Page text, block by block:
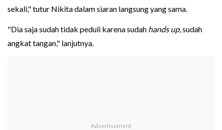
sekali," tutur Nikita dalam siaran langsung yang sama.
"Dia saja sudah tidak peduli karena sudah hands up, sudah
angkat tangan," lanjutnya.